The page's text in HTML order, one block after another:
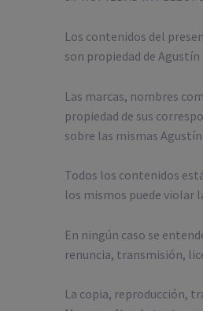
Los contenidos del
son propiedad de
Las marcas, nombres
propiedad de sus
sobre las mismas
Todos los contenidos
los mismos puede violar
En ningún caso se
renuncia, transmisión,
La copia, reproducción,